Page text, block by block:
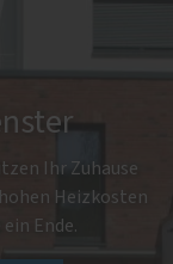
Ihr Zuhause
Heizkosten
Ende.